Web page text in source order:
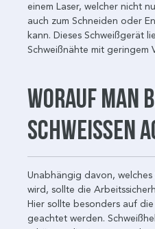
einem Laser, welcher nicht
auch zum Schneiden oder
kann. Dieses Schweißgerät
Schweißnähte mit geringem
Worauf man
Schweißen
Unabhängig davon,
wird, sollte die
Hier sollte besonders auf
geachtet werden.